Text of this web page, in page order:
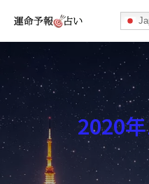
運命予報占い
運命予報占いとは
あなたの所属部屋を探そう！
最恐の相性占い
2020